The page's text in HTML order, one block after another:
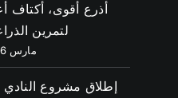
أذرع أقوى، أكتاف
لتمرين
25 مارس 2026
إطلاق مشروع النادي